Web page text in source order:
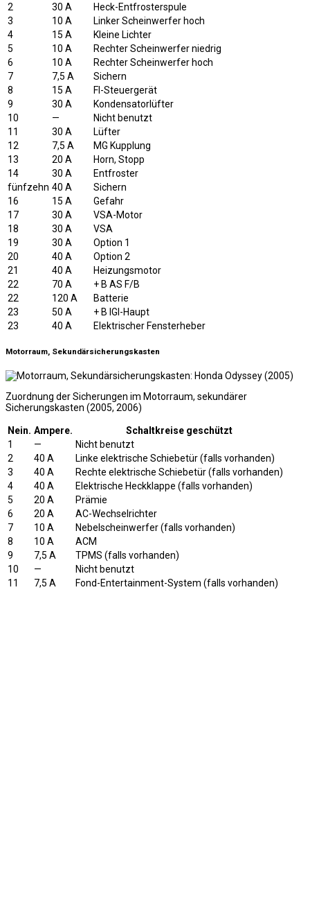
2
30 A
Heck-Entfrosterspule
3
10 A
Linker Scheinwerfer hoch
4
15 A
Kleine Lichter
5
10 A
Rechter Scheinwerfer niedrig
6
10 A
Rechter Scheinwerfer hoch
7
7,5 A
Sichern
8
15 A
FI-Steuergerät
9
30 A
Kondensatorlüfter
10
—
Nicht benutzt
11
30 A
Lüfter
12
7,5 A
MG Kupplung
13
20 A
Horn, Stopp
14
30 A
Entfroster
fünfzehn 40 A
Sichern
16
15 A
Gefahr
17
30 A
VSA-Motor
18
30 A
VSA
19
30 A
Option 1
20
40 A
Option 2
21
40 A
Heizungsmotor
22
70 A
+ B AS F/B
22
120 A
Batterie
23
50 A
+ B IGI-Haupt
23
40 A Elektrischer Fensterheber
Motorraum, Sekundärsicherungskasten
Zuordnung der Sicherungen im Motorraum, sekundärer
Sicherungskasten (2005, 2006)
Nein. Ampere.
Schaltkreise geschützt
1
—
Nicht benutzt
2
40 A
Linke elektrische Schiebetür (falls vorhanden)
3
40 A
Rechte elektrische Schiebetür (falls vorhanden)
4
40 A
Elektrische Heckklappe (falls vorhanden)
5
20 A
Prämie
6
20 A
AC-Wechselrichter
7
10 A
Nebelscheinwerfer (falls vorhanden)
8
10 A
ACM
9
7,5 A
TPMS (falls vorhanden)
10
—
Nicht benutzt
11
7,5 A Fond-Entertainment-System (falls vorhanden)